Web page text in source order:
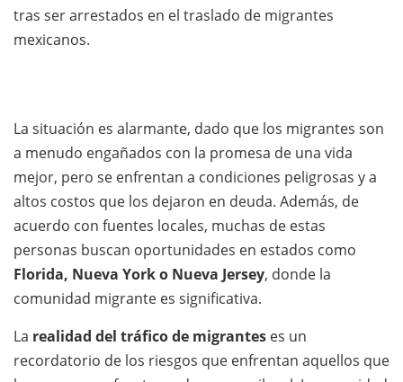
tras ser arrestados en el traslado de migrantes
mexicanos.
La situación es alarmante, dado que los migrantes son
a menudo engañados con la promesa de una vida
mejor, pero se enfrentan a condiciones peligrosas y a
altos costos que los dejaron en deuda. Además, de
acuerdo con fuentes locales, muchas de estas
personas buscan oportunidades en estados como
Florida, Nueva York o Nueva Jersey, donde la
comunidad migrante es significativa.
La realidad del tráfico de migrantes es un
recordatorio de los riesgos que enfrentan aquellos que